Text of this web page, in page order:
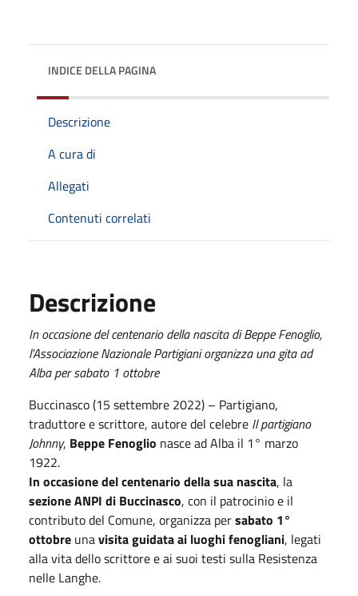
INDICE DELLA PAGINA
Descrizione
A cura di
Allegati
Contenuti correlati
Descrizione
In occasione del centenario della nascita di Beppe Fenoglio,
l’Associazione Nazionale Partigiani organizza una gita ad
Alba per sabato 1 ottobre
Buccinasco (15 settembre 2022) – Partigiano,
traduttore e scrittore, autore del celebre Il partigiano
Johnny, Beppe Fenoglio nasce ad Alba il 1° marzo
1922.
In occasione del centenario della sua nascita, la
sezione ANPI di Buccinasco, con il patrocinio e il
contributo del Comune, organizza persabato 1°
ottobre unavisita guidata ai luoghi fenogliani, legati
alla vita dello scrittore e ai suoi testi sulla Resistenza
nelle Langhe.